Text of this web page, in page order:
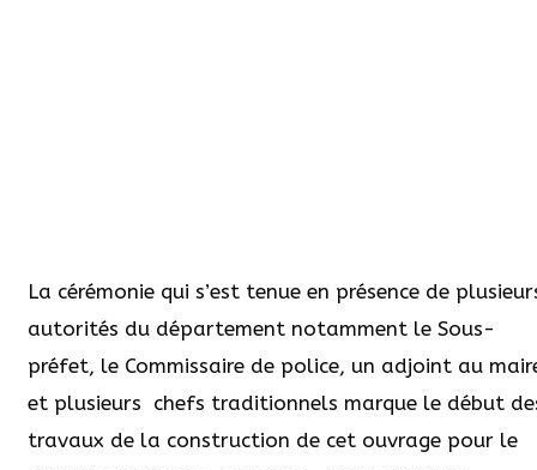
La cérémonie qui s’est tenue en présence de
autorités du département notamment le Sous-
préfet, le Commissaire de police, un adjoint au
et plusieurs chefs traditionnels marque le début
travaux de la construction de cet ouvrage pour le